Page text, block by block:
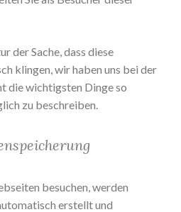
der Sache, dass diese
klingen, wir haben uns bei der
die wichtigsten Dinge so
zu beschreiben.
besuchen, werden
erstellt und